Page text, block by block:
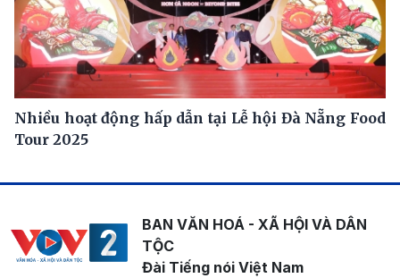
Nhiều hoạt động hấp dẫn tại Lễ hội Đà Nẵng Food
Tour 2025
BAN VĂN HOÁ - XÃ HỘI VÀ DÂN
TỘC
Đài Tiếng nói Việt Nam